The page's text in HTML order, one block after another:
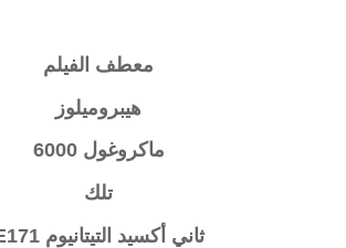
معطف الفيلم
هيبروميلوز
ماكروغول 6000
تلك
ثاني أكسيد التيتانيوم E171